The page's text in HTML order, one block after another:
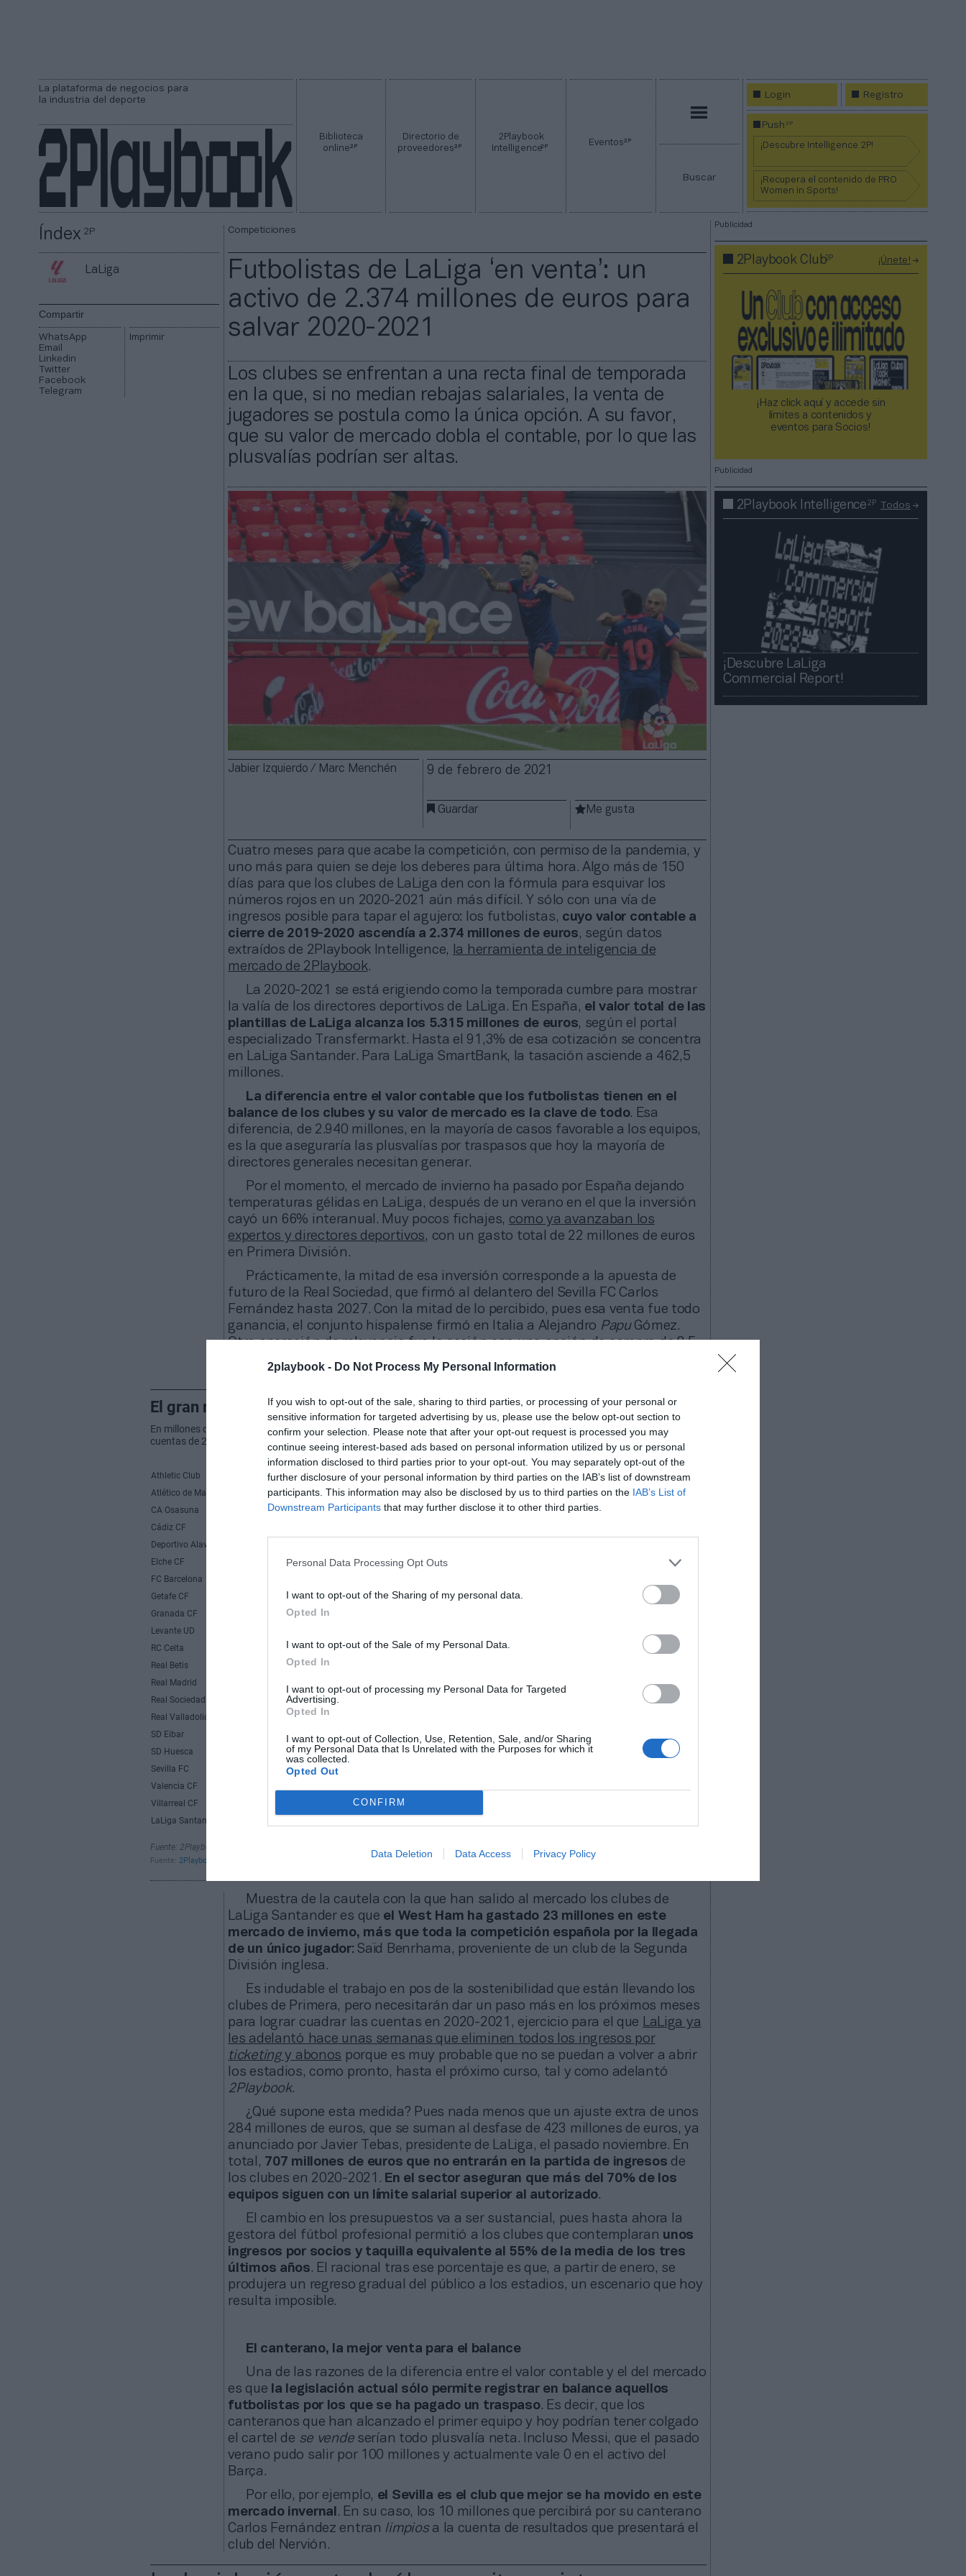
2playbook - Do Not Process My Personal Information
If you wish to opt-out of the sale, sharing to third parties, or processing of your personal or
sensitive information for targeted advertising by us, please use the below opt-out section to
confirm your selection. Please note that after your opt-out request is processed you may
continue seeing interest-based ads based on personal information utilized by us or personal
information disclosed to third parties prior to your opt-out. You may separately opt-out of the
further disclosure of your personal information by third parties on the IAB’s list of downstream
participants. This information may also be disclosed by us to third parties on the IAB’s List of
Downstream Participants that may further disclose it to other third parties.
Personal Data Processing Opt Outs
I want to opt-out of the Sharing of my personal data.
Opted In
I want to opt-out of the Sale of my Personal Data.
Opted In
I want to opt-out of processing my Personal Data for Targeted
Advertising.
Opted In
I want to opt-out of Collection, Use, Retention, Sale, and/or Sharing
of my Personal Data that Is Unrelated with the Purposes for which it
was collected.
Opted Out
CONFIRM
Data Deletion Data Access Privacy Policy
La plataforma de negocios para
la industria del deporte
Biblioteca
online2P
Directorio de
proveedores2P
2Playbook
Intelligence2P Eventos2P
Buscar
Login Registro
Push2P
¡Descubre Intelligence 2P!
¡Recupera el contenido de PRO
Women in Sports!
Índex2P
LaLiga
Compartir
WhatsApp
Email
Linkedin
Twitter
Facebook
Telegram
Imprimir
Competiciones
Futbolistas de LaLiga ‘en venta’: un
activo de 2.374 millones de euros para
salvar 2020-2021
Los clubes se enfrentan a una recta final de temporada
en la que, si no median rebajas salariales, la venta de
jugadores se postula como la única opción. A su favor,
que su valor de mercado dobla el contable, por lo que las
plusvalías podrían ser altas.
Jabier Izquierdo / Marc Menchén 9 de febrero de 2021
Guardar Me gusta
Cuatro meses para que acabe la competición, con permiso de la pandemia, y
uno más para quien se deje los deberes para última hora. Algo más de 150
días para que los clubes de LaLiga den con la fórmula para esquivar los
números rojos en un 2020-2021 aún más difícil. Y sólo con una vía de
ingresos posible para tapar el agujero: los futbolistas, cuyo valor contable a
cierre de 2019-2020 ascendía a 2.374 millones de euros, según datos
extraídos de 2Playbook Intelligence,
la herramienta de inteligencia de
mercado de 2Playbook.
La 2020-2021 se está erigiendo como la temporada cumbre para mostrar
la valía de los directores deportivos de LaLiga. En España, el valor total de las
plantillas de LaLiga alcanza los 5.315 millones de euros, según el portal
especializado Transfermarkt. Hasta el 91,3% de esa cotización se concentra
en LaLiga Santander. Para LaLiga SmartBank, la tasación asciende a 462,5
millones.
La diferencia entre el valor contable que los futbolistas tienen en el
balance de los clubes y su valor de mercado es la clave de todo. Esa
diferencia, de 2.940 millones, en la mayoría de casos favorable a los equipos,
es la que aseguraría las plusvalías por traspasos que hoy la mayoría de
directores generales necesitan generar.
Por el momento, el mercado de invierno ha pasado por España dejando
temperaturas gélidas en LaLiga, después de un verano en el que la inversión
cayó un 66% interanual. Muy pocos fichajes, como ya avanzaban los
expertos y directores deportivos, con un gasto total de 22 millones de euros
en Primera División.
Prácticamente, la mitad de esa inversión corresponde a la apuesta de
futuro de la Real Sociedad, que firmó al delantero del Sevilla FC Carlos
Fernández hasta 2027. Con la mitad de lo percibido, pues esa venta fue todo
ganancia, el conjunto hispalense firmó en Italia a Alejandro PapuGómez.
Otra operación de relevancia fue la cesión con una opción de compra de 8,5
millones de Jean Clair Todibo, que cerrará la temporada en el OGC Niza,
prestado por el FC Barcelona.
Muestra de la cautela con la que han salido al mercado los clubes de
LaLiga Santander es que el West Ham ha gastado 23 millones en este
mercado de invierno, más que toda la competición española por la llegada
de un único jugador: Saïd Benrhama, proveniente de un club de la Segunda
División inglesa.
Es indudable el trabajo en pos de la sostenibilidad que están llevando los
clubes de Primera, pero necesitarán dar un paso más en los próximos meses
para lograr cuadrar las cuentas en 2020-2021, ejercicio para el que LaLiga ya
les adelantó hace unas semanas que eliminen todos los ingresos por
ticketingy abonos porque es muy probable que no se puedan a volver a abrir
los estadios, como pronto, hasta el próximo curso, tal y como adelantó
2Playbook.
¿Qué supone esta medida? Pues nada menos que un ajuste extra de unos
284 millones de euros, que se suman al desfase de 423 millones de euros, ya
anunciado por Javier Tebas, presidente de LaLiga, el pasado noviembre. En
total, 707 millones de euros que no entrarán en la partida de ingresos de
los clubes en 2020-2021. En el sector aseguran que más del 70% de los
equipos siguen con un límite salarial superior al autorizado.
El cambio en los presupuestos va a ser sustancial, pues hasta ahora la
gestora del fútbol profesional permitió a los clubes que contemplaran unos
ingresos por socios y taquilla equivalente al 55% de la media de los tres
últimos años. El racional tras ese porcentaje es que, a partir de enero, se
produjera un regreso gradual del público a los estadios, un escenario que hoy
resulta imposible.
El canterano, la mejor venta para el balance
Una de las razones de la diferencia entre el valor contable y el del mercado
es que
la legislación actual sólo permite registrar en balance aquellos
futbolistas por los que se ha pagado un traspaso. Es decir, que los
canteranos que han alcanzado el primer equipo y hoy podrían tener colgado
el cartel de se vendeserían todo plusvalía neta. Incluso Messi, que el pasado
verano pudo salir por 100 millones y actualmente vale 0 en el activo del
Barça.
Por ello, por ejemplo, el Sevilla es el club que mejor se ha movido en este
mercado invernal . En su caso, los 10 millones que percibirá por su canterano
Carlos Fernández entran limpiosa la cuenta de resultados que presentará el
club del Nervión.
Publicidad
2Playbook Club2P ¡Únete!
¡Haz click aquí y accede sin
límites a contenidos y
eventos para Socios!​​​​​​​
Publicidad
2Playbook Intelligence2P Todos
¡Descubre LaLiga
Commercial Report!​​